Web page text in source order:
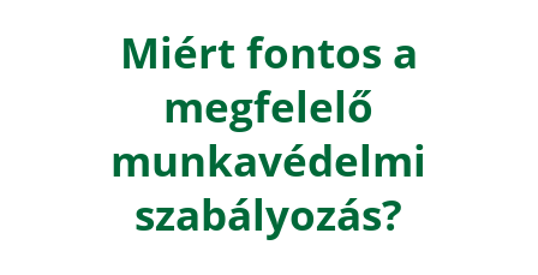
Miért fontos a
megfelelő
munkavédelmi
szabályozás?